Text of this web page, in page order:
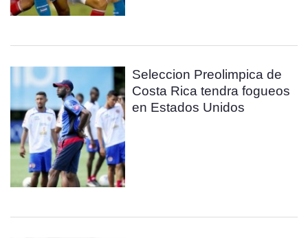
Seleccion Preolimpica de
Costa Rica tendra fogueos
en Estados Unidos